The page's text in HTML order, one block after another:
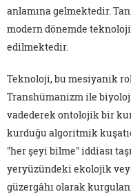
anlamına gelmektedir.
modern dönemde
edilmektedir.
Teknoloji, bu mesiyanik
Transhümanizm ile
vadederek ontolojik bir
kurduğu algoritmik
"her şeyi bilme" iddiası
yeryüzündeki ekolojik
güzergâhı olarak